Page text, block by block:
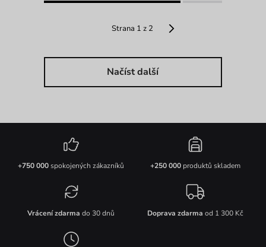
Strana 1 z 2
Načíst další
+750 000spokojených zákazníků +250 000produktů skladem
Vrácení zdarma do 30 dnů Doprava zdarma od 1 300 Kč